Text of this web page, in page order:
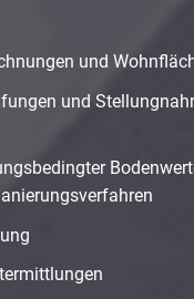
und
und